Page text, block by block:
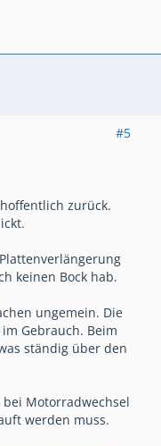
#5
zurück.
keinen Bock hab.
ungemein. Die
Gebrauch. Beim
ständig über den
Motorradwechsel
werden muss.